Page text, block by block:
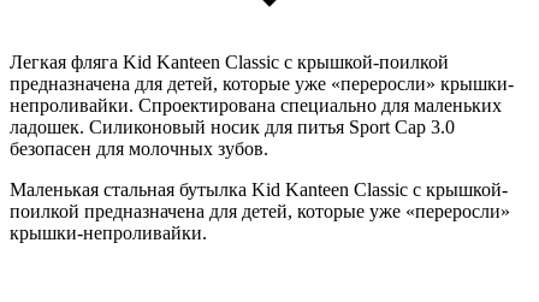
Легкая фляга Kid Kanteen Classic с крышкой-поилкой
предназначена для детей, которые уже «переросли» крышки-
непроливайки. Спроектирована специально для маленьких
ладошек. Силиконовый носик для питья Sport Cap 3.0
безопасен для молочных зубов.
Маленькая стальная бутылка Kid Kanteen Classic с крышкой-
поилкой предназначена для детей, которые уже «переросли»
крышки-непроливайки.